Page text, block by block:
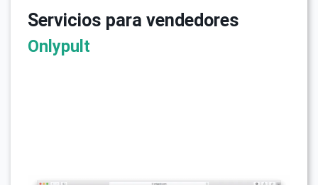
Servicios para vendedores
Onlypult